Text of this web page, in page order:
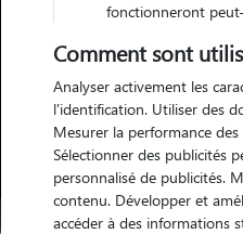
fonctionneront
Comment sont
Analyser activement les
l'identification. Utiliser des
Mesurer la performance
Sélectionner des publicités
personnalisé de publicités.
contenu. Développer et
accéder à des informations